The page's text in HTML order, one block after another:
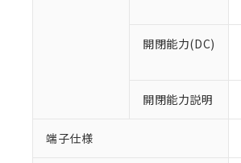
開閉能力(DC)
開閉能力説明
端子仕様